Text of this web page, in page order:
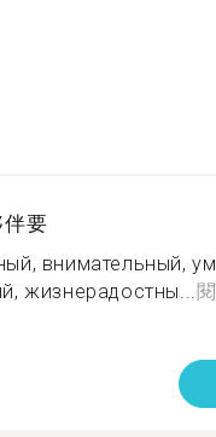
要
внимательный,
жизнерадостны...